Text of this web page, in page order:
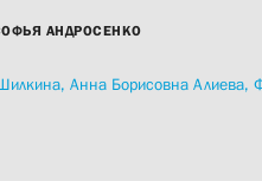
АНДРОСЕНКО
Анна Борисовна Алиева,